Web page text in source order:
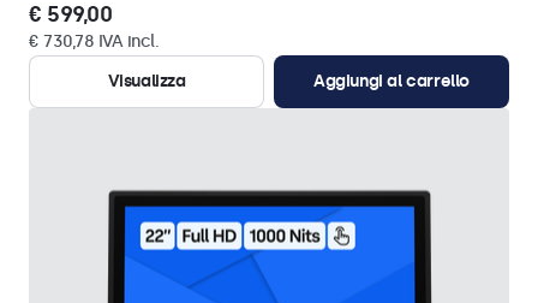
€ 599,00
€ 730,78 IVA incl.
Visualizza
Aggiungi al carrello